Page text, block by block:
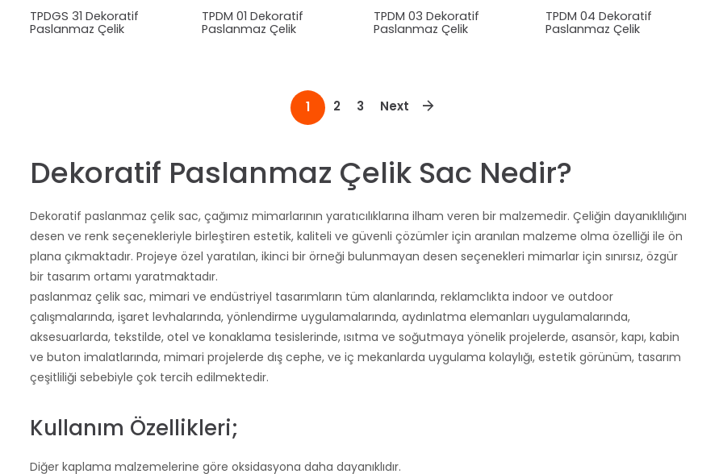
TPDGS 31 Dekoratif
Paslanmaz Çelik
TPDM 01 Dekoratif
Paslanmaz Çelik
TPDM 03 Dekoratif
Paslanmaz Çelik
TPDM 04 Dekoratif
Paslanmaz Çelik
1 2 3 Next
Dekoratif Paslanmaz Çelik Sac Nedir?
Dekoratif paslanmaz çelik sac, çağımız mimarlarının yaratıcılıklarına ilham veren bir malzemedir. Çeliğin dayanıklılığını
desen ve renk seçenekleriyle birleştiren estetik, kaliteli ve güvenli çözümler için aranılan malzeme olma özelliği ile ön
plana çıkmaktadır. Projeye özel yaratılan, ikinci bir örneği bulunmayan desen seçenekleri mimarlar için sınırsız, özgür
bir tasarım ortamı yaratmaktadır.
paslanmaz çelik sac, mimari ve endüstriyel tasarımların tüm alanlarında, reklamclıkta indoor ve outdoor
çalışmalarında, işaret levhalarında, yönlendirme uygulamalarında, aydınlatma elemanları uygulamalarında,
aksesuarlarda, tekstilde, otel ve konaklama tesislerinde, ısıtma ve soğutmaya yönelik projelerde, asansör, kapı, kabin
ve buton imalatlarında, mimari projelerde dış cephe, ve iç mekanlarda uygulama kolaylığı, estetik görünüm, tasarım
çeşitliliği sebebiyle çok tercih edilmektedir.
Kullanım Özellikleri;
Diğer kaplama malzemelerine göre oksidasyona daha dayanıklıdır.